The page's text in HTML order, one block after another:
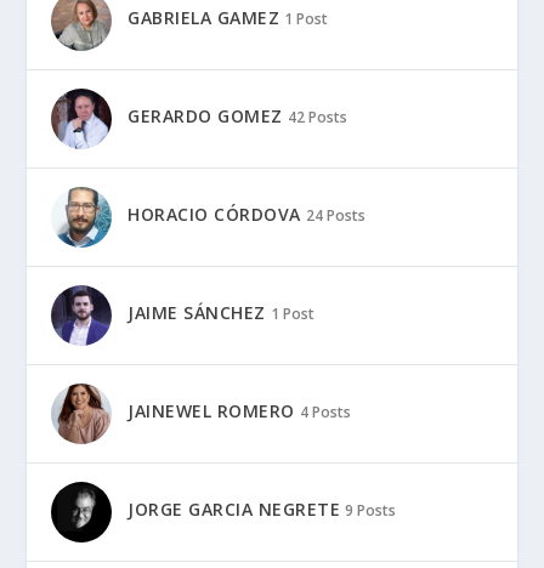
GABRIELA GAMEZ 1 Post
GERARDO GOMEZ 42 Posts
HORACIO CÓRDOVA 24 Posts
JAIME SÁNCHEZ 1 Post
JAINEWEL ROMERO 4 Posts
JORGE GARCIA NEGRETE 9 Posts